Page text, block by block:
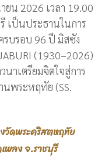
ยน 2026 เวลา 19.00
เป็นประธานในการ
รบรอบ 96 ปี มิสซัง
(1930–2026)
าเตรียมจิตใจสู่การ
นพระหฤทัย (SS.
วัดพระคริสตหฤทัย
พลง จ.ราชบุรี